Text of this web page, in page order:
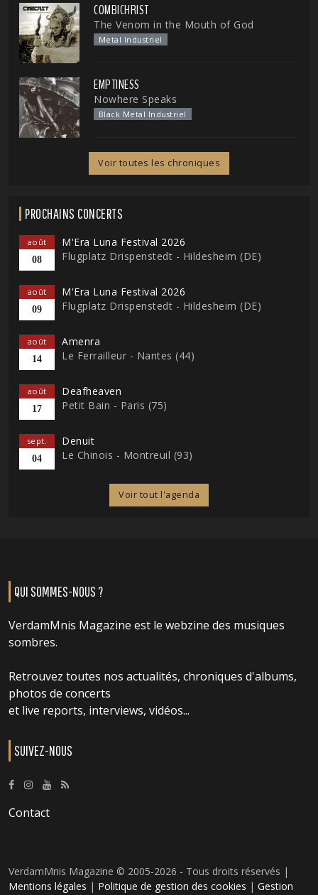
COMBICHRIST
The Venom in the Mouth of God
Metal Industriel
EMPTINESS
Nowhere Speaks
Black Metal Industriel
Voir toutes les chroniques
PROCHAINS CONCERTS
août
08
M'Era Luna Festival 2026
Flugplatz Drispenstedt - Hildesheim (DE)
août
09
M'Era Luna Festival 2026
Flugplatz Drispenstedt - Hildesheim (DE)
août
14
Amenra
Le Ferrailleur - Nantes (44)
août
17
Deafheaven
Petit Bain - Paris (75)
sept.
04
Denuit
Le Chinois - Montreuil (93)
Voir tout l'agenda
QUI SOMMES-NOUS ?
VerdamMnis Magazine est le webzine des musiques
sombres.
Retrouvez toutes nos actualités, chroniques d'albums,
photos de concerts
et live reports, interviews, vidéos...
SUIVEZ-NOUS
Contact
VerdamMnis Magazine © 2005-2026 - Tous droits réservés |
Mentions légales | Politique de gestion des cookies | Gestion